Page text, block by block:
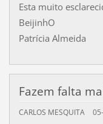
Esta muito
BeijinhO
Patrícia Almeida
Fazem falta
CARLOS MESQUITA